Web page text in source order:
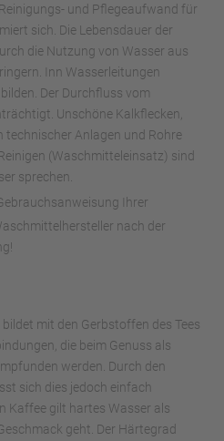
und Pflegeaufwand für
sich. Die Lebensdauer der
die Nutzung von Wasser aus
Inn Wasserleitungen
Der Durchfluss vom
Unschöne Kalkflecken,
Anlagen und Rohre
(Waschmitteleinsatz) sind
sprechen.
Ihrer
nach der
mit den Gerbstoffen des Tees
die beim Genuss als
werden. Durch den
sich dies jedoch einfach
Kaffee gilt hartes Wasser als
geht. Der Härtegrad